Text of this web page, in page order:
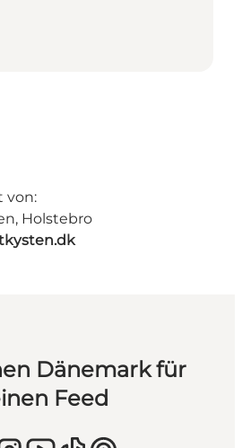
von:
Holstebro
Dänemark für
Feed